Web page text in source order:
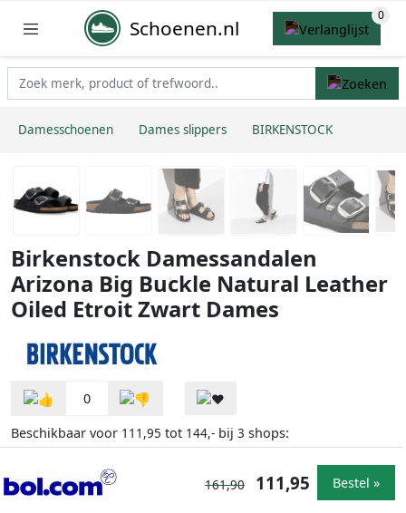
Schoenen.nl
Damesschoenen Dames slippers BIRKENSTOCK
Birkenstock Damessandalen
Arizona Big Buckle Natural Leather
Oiled Etroit Zwart Dames
0
Beschikbaar voor 111,95 tot 144,- bij 3 shops:
161,90 111,95 Bestel »